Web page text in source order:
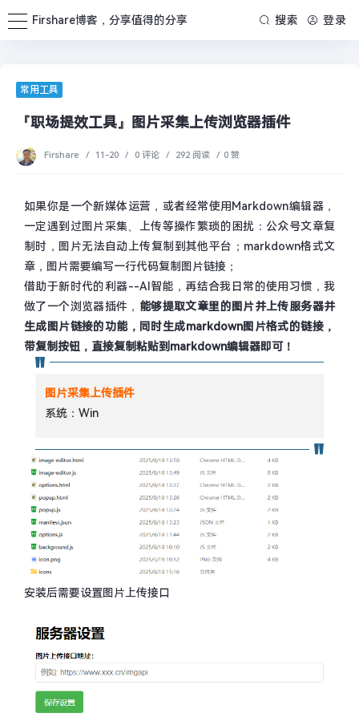
Firshare博客，分享值得的分享 搜索 登录
常用工具
『职场提效工具』图片采集上传浏览器插件
Firshare / 11-20 / 0 评论 / 292 阅读 / 0 赞
如果你是一个新媒体运营，或者经常使用Markdown编辑器，
一定遇到过图片采集、上传等操作繁琐的困扰：公众号文章复
制时，图片无法自动上传复制到其他平台；markdown格式文
章，图片需要编写一行代码复制图片链接；
借助于新时代的利器--AI智能，再结合我日常的使用习惯，我
做了一个浏览器插件， 能够提取文章里的图片并上传服务器并
生成图片链接的功能，同时生成markdown图片格式的链接，
带复制按钮，直接复制粘贴到markdown编辑器即可！
图片采集上传插件
系统：Win
安装后需要设置图片上传接口